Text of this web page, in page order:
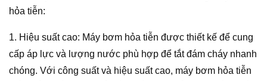
hỏa tiễn:
1. Hiệu suất cao: Máy bơm hỏa tiễn được thiết kế để cung
cấp áp lực và lượng nước phù hợp để tắt đám cháy nhanh
chóng. Với công suất và hiệu suất cao, máy bơm hỏa tiễn